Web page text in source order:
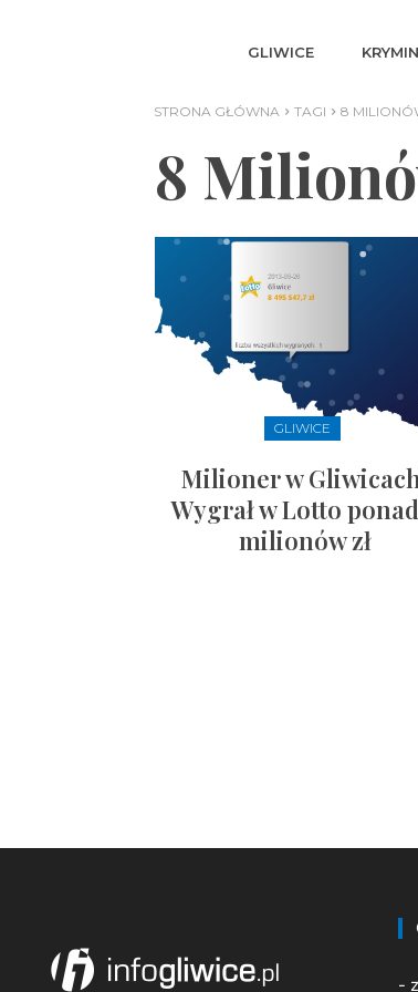
GLIWICE
STRONA GŁÓWNA TAGI 8
8
GLIWICE
Milioner w
Wygrał w Lotto
milionów zł
-